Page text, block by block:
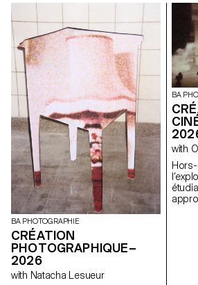
BA PHOTOGRAPHIE
CRÉATION
PHOTOGRAPHIQUE–
2026
with Natacha Lesueur
BA
Hors-